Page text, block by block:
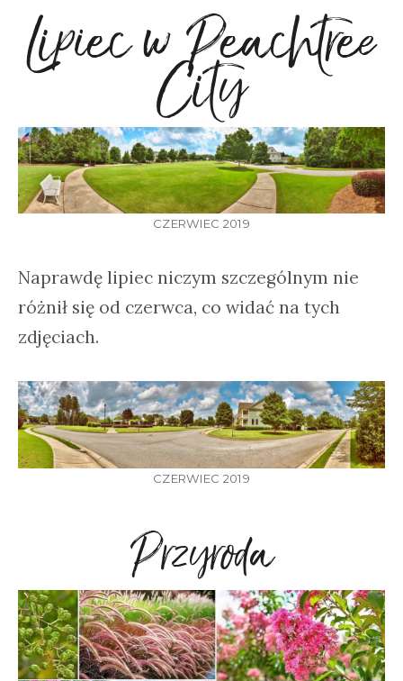
Lipiec w Peachtree
City
CZERWIEC 2019
Naprawdę lipiec niczym szczególnym nie
różnił się od czerwca, co widać na tych
zdjęciach.
CZERWIEC 2019
Przyroda